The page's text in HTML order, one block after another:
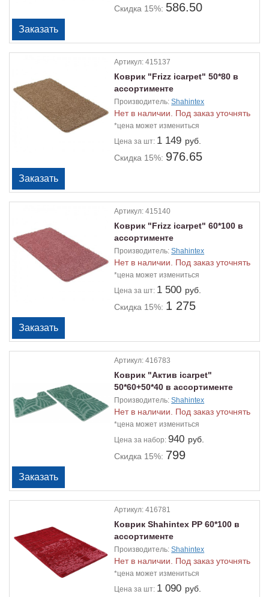
Скидка 15%: 586.50
Артикул:415137
Коврик "Frizz icarpet" 50*80 в
ассортименте
Производитель:Shahintex
Нет в наличии. Под заказ уточнять
*цена может измениться
Цена за шт: 1 149 руб.
Скидка 15%: 976.65
Артикул:415140
Коврик "Frizz icarpet" 60*100 в
ассортименте
Производитель:Shahintex
Нет в наличии. Под заказ уточнять
*цена может измениться
Цена за шт: 1 500 руб.
Скидка 15%: 1 275
Артикул:416783
Коврик "Актив icarpet"
50*60+50*40 в ассортименте
Производитель:Shahintex
Нет в наличии. Под заказ уточнять
*цена может измениться
Цена за набор:940 руб.
Скидка 15%: 799
Артикул:416781
Коврик Shahintex PP 60*100 в
ассортименте
Производитель:Shahintex
Нет в наличии. Под заказ уточнять
*цена может измениться
Цена за шт: 1 090 руб.